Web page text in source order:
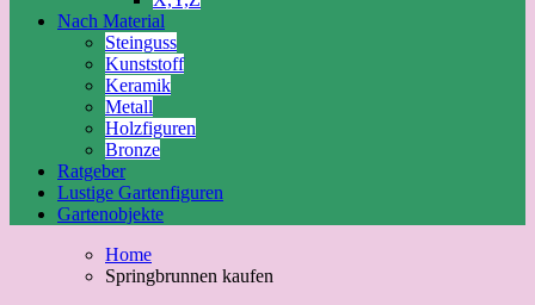
Nach Material
Steinguss
Kunststoff
Keramik
Metall
Holzfiguren
Bronze
Ratgeber
Lustige Gartenfiguren
Gartenobjekte
Home
Springbrunnen kaufen